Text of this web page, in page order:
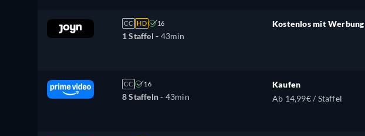
CC HD 16
1 Staffel - 43min
Kostenlos mit Werbung
CC 16
8 Staffeln - 43min
Kaufen
Ab 14,99€ / Staffel